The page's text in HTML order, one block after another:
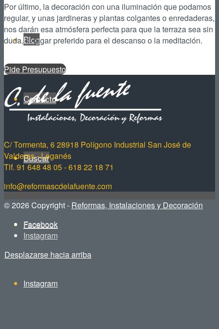
Blog
Contacto
Buscar
Facebook
Instagram
Por último, la decoración con una iluminación que podamos
regular, y unas jardineras y plantas colgantes o enredaderas,
nos darán esa atmósfera perfecta para que la terraza sea sin
duda, el lugar preferido para el descanso o la meditación.
Pide Presupuesto
C/ Tormenta, 6 28918 Polígono Industrial San José de
Valderas - Leganés
Tlf. 91 648 48 05 - 618 22 18 71
info@reformascdelafuente.com
© 2026 Copyright - Reformas, Instalaciones y Decoración
Facebook
Instagram
Desplazarse hacia arriba